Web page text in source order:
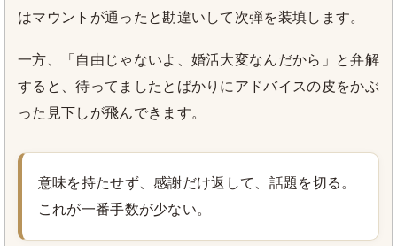
はマウントが通ったと勘違いして次弾を装填します。
一方、「自由じゃないよ、婚活大変なんだから」と弁解
すると、待ってましたとばかりにアドバイスの皮をかぶ
った見下しが飛んできます。
意味を持たせず、感謝だけ返して、話題を切る。
これが一番手数が少ない。